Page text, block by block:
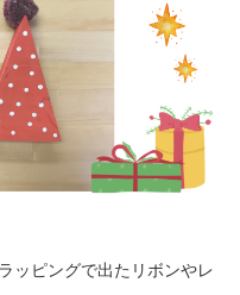
ッピングで出たリボンやレ